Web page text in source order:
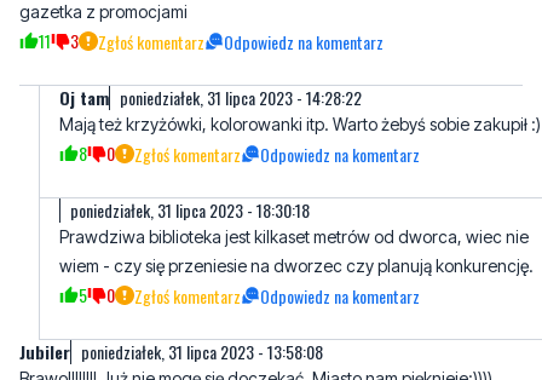
Oj tam poniedziałek, 31 lipca 2023 - 14:28:22
Mają też krzyżówki, kolorowanki itp. Warto żebyś sobie zakupił :)
poniedziałek, 31 lipca 2023 - 18:30:18
Prawdziwa biblioteka jest kilkaset metrów od dworca, wiec nie
5 0 Zgłoś komentarz Odpowiedz na komentarz
Jubiler poniedziałek, 31 lipca 2023 - 13:58:08
Brawo!!!!!!!! Już nie mogę się doczekać. Miasto nam pięknieje:))))